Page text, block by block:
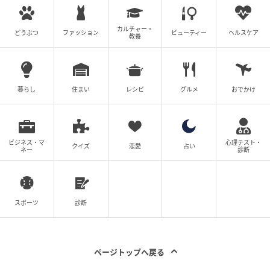
SWEETWEB.JP
【頭皮脂を比較】上：段階表 左：ヘッドスクラブ未使
用 右：ヘッドスクラブ使用
「頭皮のニオイが消える!?」は本当のか、頭皮のニオ
イと密接な関係があると言われている、頭皮脂の量で
検証しました（夕方16:00ごろ、生え際あたりでチェ
量が少ないという結果になりました。つまりは、夕方
どうぶつ ファッション
カルチャー・
教養
ビューティー ヘルスケア
暮らし 住まい レシピ グルメ おでかけ
ビジネス・マ
ネー
クイズ 恋愛 占い
心理テスト・
診断
スポーツ 診断
ページトップへ戻る